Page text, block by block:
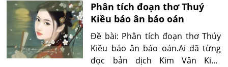
ấy.
Phân tích đoạn thơ Thuý
Kiều báo ân báo oán
Đề bài: Phân tích đoạn thơ Thúy
Kiều báo ân báo oán.Ai đã từng
đọc bản dịch Kim Vân Kiều